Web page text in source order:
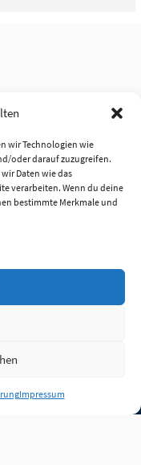
wir Technologien wie
oder darauf zuzugreifen.
Daten wie das
verarbeiten. Wenn du deine
bestimmte Merkmale und
Impressum
Quellen